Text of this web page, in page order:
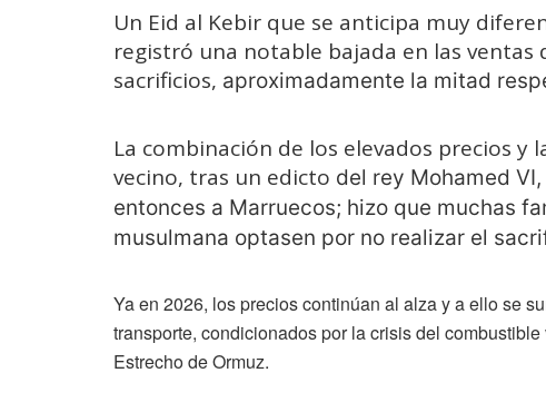
Un Eid al Kebir que se anticipa muy
registró una notable bajada en las ventas
sacrificios, aproximadamente la mitad
La combinación de los elevados precios y
vecino, tras un edicto del rey Mohamed
entonces a Marruecos; hizo que muchas
musulmana optasen por no realizar el
Ya en 2026, los precios continúan al alza y a ello se
transporte, condicionados por la crisis del
Estrecho de Ormuz.